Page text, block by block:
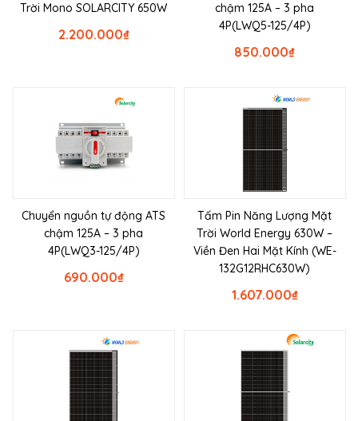
Trời Mono SOLARCITY 650W
₫
2.200.000
chậm 125A – 3 pha
4P(LWQ5-125/4P)
₫
850.000
Chuyển nguồn tự động ATS
chậm 125A – 3 pha
4P(LWQ3-125/4P)
₫
690.000
Tấm Pin Năng Lượng Mặt
Trời World Energy 630W –
Viền Đen Hai Mặt Kính (WE-
132G12RHC630W)
₫
1.607.000